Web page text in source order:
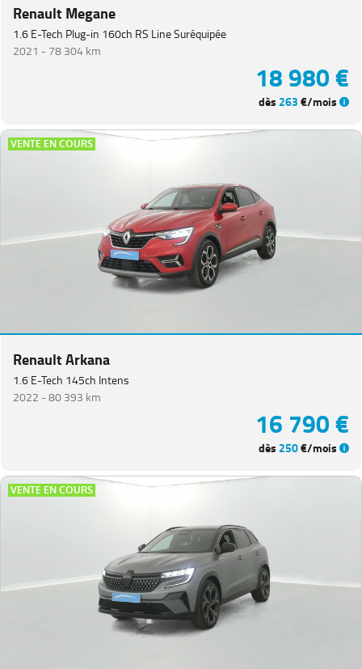
Renault Megane
1.6 E-Tech Plug-in 160ch RS Line Suréquipée
2021 -78 304 km
18 980 €
dès 263€/mois
VENTE EN COURS
Renault Arkana
1.6 E-Tech 145ch Intens
2022 -80 393 km
16 790 €
dès 250€/mois
VENTE EN COURS